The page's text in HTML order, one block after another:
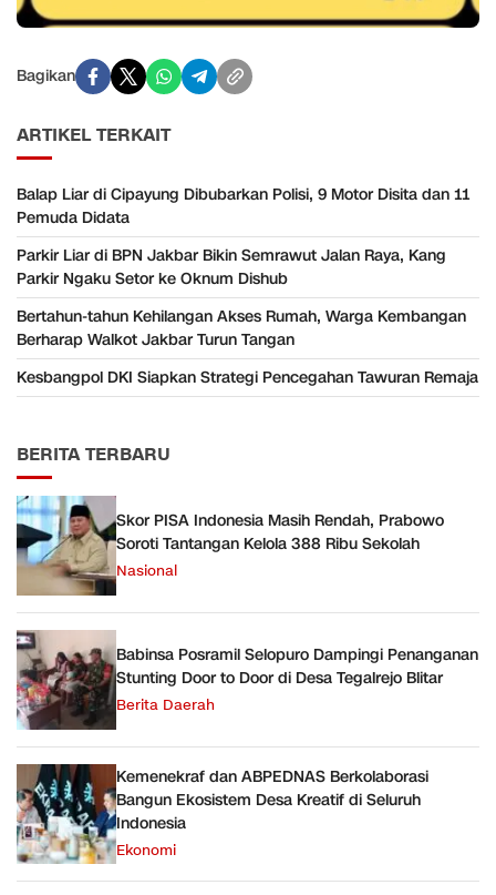
Bagikan
ARTIKEL TERKAIT
Balap Liar di Cipayung Dibubarkan Polisi, 9 Motor Disita dan 11
Pemuda Didata
Parkir Liar di BPN Jakbar Bikin Semrawut Jalan Raya, Kang
Parkir Ngaku Setor ke Oknum Dishub
Bertahun-tahun Kehilangan Akses Rumah, Warga Kembangan
Berharap Walkot Jakbar Turun Tangan
Kesbangpol DKI Siapkan Strategi Pencegahan Tawuran Remaja
BERITA TERBARU
Skor PISA Indonesia Masih Rendah, Prabowo
Soroti Tantangan Kelola 388 Ribu Sekolah
Nasional
Babinsa Posramil Selopuro Dampingi Penanganan
Stunting Door to Door di Desa Tegalrejo Blitar
Berita Daerah
Kemenekraf dan ABPEDNAS Berkolaborasi
Bangun Ekosistem Desa Kreatif di Seluruh
Indonesia
Ekonomi